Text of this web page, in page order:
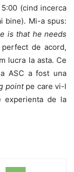
(cind incerca
bine). Mi-a spus:
is that he needs
de acord,
lucra la asta. Ce
ASC a fost una
pointpe care vi-l
experienta de la